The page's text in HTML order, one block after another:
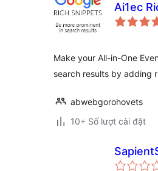
Ai1ec
Make your All-in-One
search results by adding
abwebgorohovets
10+ Số lượt cài đặt